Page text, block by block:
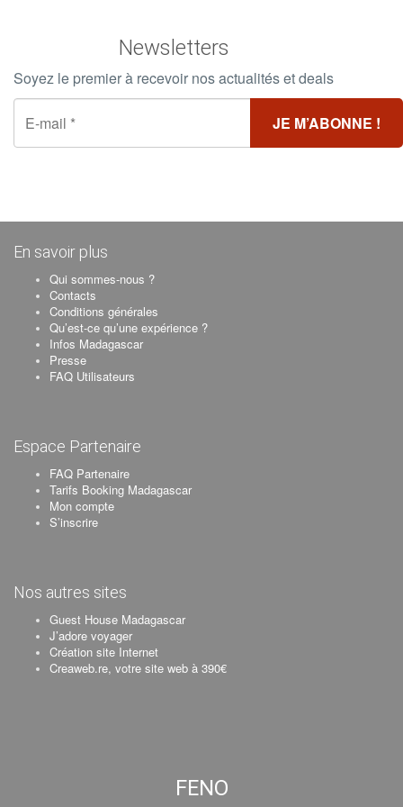
– Assistance voyage et réservations sur la grande île
Newsletters
Soyez le premier à recevoir nos actualités et deals
En savoir plus
Qui sommes-nous ?
Contacts
Conditions générales
Qu’est-ce qu’une expérience ?
Infos Madagascar
Presse
FAQ Utilisateurs
Espace Partenaire
FAQ Partenaire
Tarifs Booking Madagascar
Mon compte
S’inscrire
Nos autres sites
Guest House Madagascar
J’adore voyager
Création site Internet
Creaweb.re, votre site web à 390€
FENO